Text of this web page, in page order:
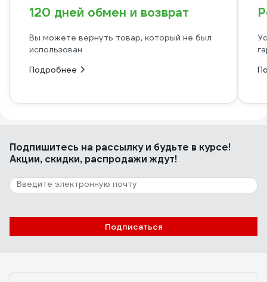
120 дней обмен и возврат
Вы можете вернуть товар, который не был
использован
Подробнее
Подпишитесь на рассылкуи будьте в курсе!
Акции, скидки, распродажи ждут!
Подписаться